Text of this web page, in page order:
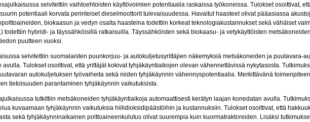
selvitettiin vaihtoehtoisten käyttövoimien potentiaalia raskaissa työkoneissa. Tulokset osoittivat,
potentiaali korvata perinteiset dieselmoottorit tulevaisuudessa. Havaitut haasteet olivat pääasiassa
biokaasun ja vedyn osalta haasteina todettiin korkeat teknologiakustannukset sekä vähäiset
todettiin hybridi- ja täyssähköisillä ratkaisuilla. Täyssähköisten sekä biokaasu- ja vetykäyttöisten
puutteen vuoksi.
selvitettiin suomalaisten puunkorjuu- ja autokuljetusyrittäjien näkemyksiä metsäkoneiden ja puutavara-
avulla. Tulokset osoittivat, että yrittäjät kokivat tyhjäkäyntiaikojen olevan vähennettävissä nykytasosta.
autokuljetuksen työvaiheita sekä niiden tyhjäkäynnin vähennyspotentiaalia. Merkittävänä
tietoisuuden parantaminen tyhjäkäynnin vaikutuksista.
tutkittiin metsäkoneiden tyhjäkäyntiaikoja automaattisesti kerätyn laajan konedatan avulla.
kuvaamaan tyhjäkäynnin vaikutuksia hiilidioksidipäästöihin ja kustannuksiin. Tulokset osoittivat, että
sekä tyhjäkäynninaikainen polttoaineenkulutus olivat suurempia kuin kuormatraktoreiden. Lisäksi